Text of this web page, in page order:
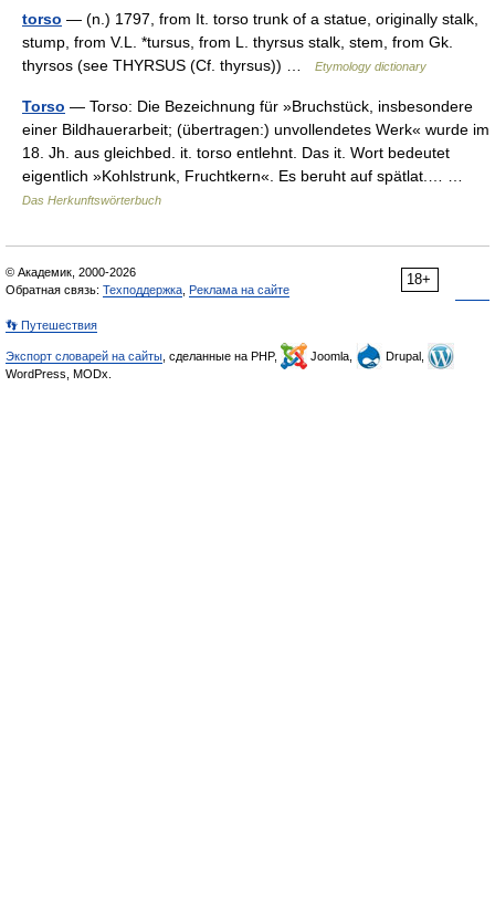
torso — (n.) 1797, from It. torso trunk of a statue, originally stalk,
stump, from V.L. *tursus, from L. thyrsus stalk, stem, from Gk.
thyrsos (see THYRSUS (Cf. thyrsus)) …
Etymology dictionary
Torso — Torso: Die Bezeichnung für »Bruchstück, insbesondere
einer Bildhauerarbeit; (übertragen:) unvollendetes Werk« wurde im
18. Jh. aus gleichbed. it. torso entlehnt. Das it. Wort bedeutet
eigentlich »Kohlstrunk, Fruchtkern«. Es beruht auf spätlat.… …
Das Herkunftswörterbuch
18+
© Академик, 2000-2026
Обратная связь: Техподдержка Реклама на сайте
👣 Путешествия
Экспорт словарей на сайты , сделанные на PHP, Joomla,
Drupal,
WordPress, MODx.